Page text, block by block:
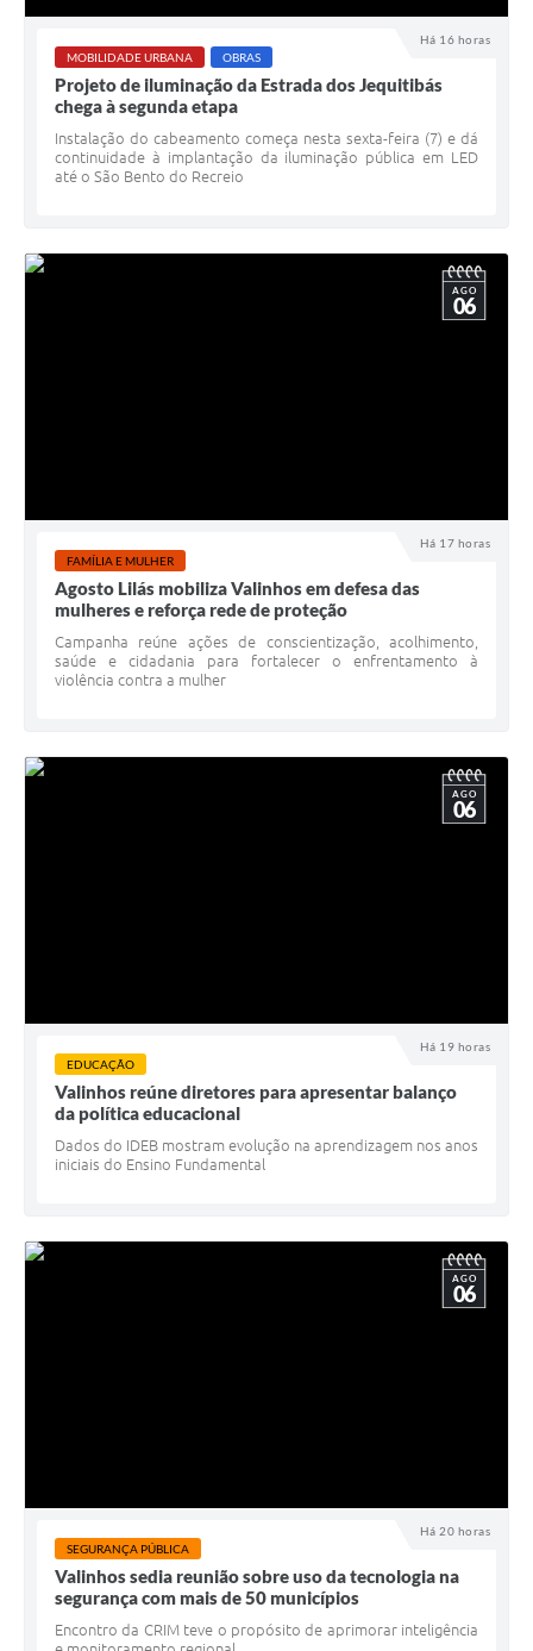
Há 16 horas
MOBILIDADE URBANA OBRAS
Projeto de iluminação da Estrada dos Jequitibás
chega à segunda etapa
Instalação do cabeamento começa nesta sexta-feira (7) e dá
continuidade à implantação da iluminação pública em LED
até o São Bento do Recreio
Há 17 horas
AGO
06
FAMÍLIA E MULHER
Agosto Lilás mobiliza Valinhos em defesa das
mulheres e reforça rede de proteção
Campanha reúne ações de conscientização, acolhimento,
saúde e cidadania para fortalecer o enfrentamento à
violência contra a mulher
Há 19 horas
AGO
06
EDUCAÇÃO
Valinhos reúne diretores para apresentar balanço
da política educacional
Dados do IDEB mostram evolução na aprendizagem nos anos
iniciais do Ensino Fundamental
Há 20 horas
AGO
06
SEGURANÇA PÚBLICA
Valinhos sedia reunião sobre uso da tecnologia na
segurança com mais de 50 municípios
Encontro da CRIM teve o propósito de aprimorar inteligência